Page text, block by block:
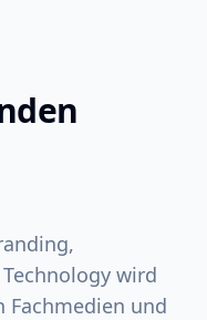
wird
und